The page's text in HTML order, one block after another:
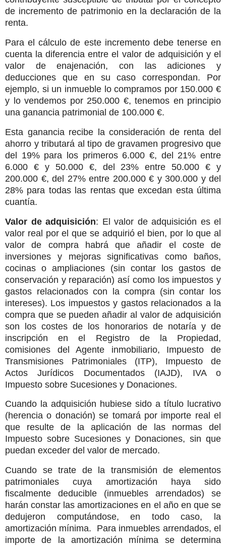
de incremento de patrimonio en la declaración de la
renta.
Para el cálculo de este incremento debe tenerse en
cuenta la diferencia entre el valor de adquisición y el
valor de enajenación, con las adiciones y
deducciones que en su caso correspondan. Por
ejemplo, si un inmueble lo compramos por 150.000 €
y lo vendemos por 250.000 €, tenemos en principio
una ganancia patrimonial de 100.000 €.
Esta ganancia recibe la consideración de renta del
ahorro y tributará al tipo de gravamen progresivo que
del 19% para los primeros 6.000 €, del 21% entre
6.000 € y 50.000 €, del 23% entre 50.000 € y
200.000 €, del 27% entre 200.000 € y 300.000 y del
28% para todas las rentas que excedan esta última
cuantía.
Valor de adquisición: El valor de adquisición es el
valor real por el que se adquirió el bien, por lo que al
valor de compra habrá que añadir el coste de
inversiones y mejoras significativas como baños,
cocinas o ampliaciones (sin contar los gastos de
conservación y reparación) así como los impuestos y
gastos relacionados con la compra (sin contar los
intereses). Los impuestos y gastos relacionados a la
compra que se pueden añadir al valor de adquisición
son los costes de los honorarios de notaría y de
inscripción en el Registro de la Propiedad,
comisiones del Agente inmobiliario, Impuesto de
Transmisiones Patrimoniales (ITP), Impuesto de
Actos Jurídicos Documentados (IAJD), IVA o
Impuesto sobre Sucesiones y Donaciones.
Cuando la adquisición hubiese sido a título lucrativo
(herencia o donación) se tomará por importe real el
que resulte de la aplicación de las normas del
Impuesto sobre Sucesiones y Donaciones, sin que
puedan exceder del valor de mercado.
Cuando se trate de la transmisión de elementos
patrimoniales cuya amortización haya sido
fiscalmente deducible (inmuebles arrendados) se
harán constar las amortizaciones en el año en que se
dedujeron computándose, en todo caso, la
amortización mínima. Para inmuebles arrendados, el
importe de la amortización mínima se determina